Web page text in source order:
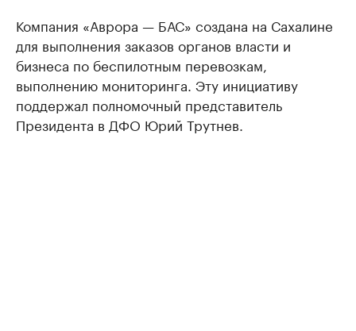
Компания «Аврора — БАС» создана на Сахалине
для выполнения заказов органов власти и
бизнеса по беспилотным перевозкам,
выполнению мониторинга. Эту инициативу
поддержал полномочный представитель
Президента в ДФО Юрий Трутнев.